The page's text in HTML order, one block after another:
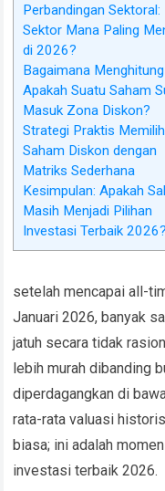
Perbandingan Sektoral:
Sektor Mana Paling
di 2026?
Bagaimana Menghitung
Apakah Suatu Saham
Masuk Zona Diskon?
Strategi Praktis Memilih
Saham Diskon dengan
Matriks Sederhana
Kesimpulan: Apakah
Masih Menjadi Pilihan
Investasi Terbaik 2026?
setelah mencapai all-
Januari 2026, banyak
jatuh secara tidak
lebih murah dibanding
diperdagangkan di
rata-rata valuasi
biasa; ini adalah
investasi terbaik 2026.